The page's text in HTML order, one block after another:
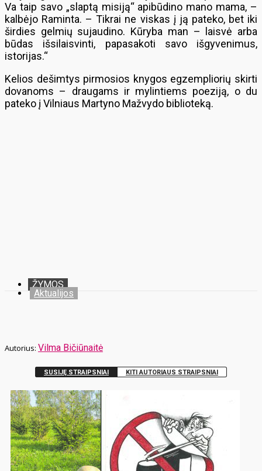
Va taip savo „slaptą misiją“ apibūdino mano mama, –
kalbėjo Raminta. – Tikrai ne viskas į ją pateko, bet iki
širdies gelmių sujaudino. Kūryba man – laisvė arba
būdas išsilaisvinti, papasakoti savo išgyvenimus,
istorijas.“
Kelios dešimtys pirmosios knygos egzempliorių skirti
dovanoms – draugams ir mylintiems poeziją, o du
pateko į Vilniaus Martyno Mažvydo biblioteką.
ŽYMOS
Aktualijos
Vilma Bičiūnaitė
SUSIJĘ STRAIPSNIAI KITI AUTORIAUS STRAIPSNIAI